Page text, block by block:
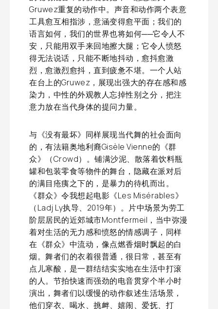
Gruwez重复的动作中。声音和动作两个表意
工具愈互相指涉，意涵变得愈平面；我们的
语言如何，我们的世界也将如何──它令人不
安，只能用双手来回地擦大腿；它令人愤怒
得无法说话，只能不断地抖动，愈抖愈激
烈，愈激烈愈抖，直到疲惫不堪。一个人站
在台上的Gruwez，展现出强大的存在感和感
染力，中性的外观教人忘掉性别之分，把注
意力放在当代身体的提问力量。
与《没有最坏》同样展现当代舞的社会面向
的，有法籍奥地利裔Gisèle Vienne的《群
众》（Crowd）。铺满沙泥、散落着饮料瓶
罐和包装零食等物件的舞台，隐藏在派对后
的满目疮痍之下的，是暴力的待机而出。
《群众》令我想起电影《Les Misérables》
（Ladj Ly执导、2019年）。片中场景为劳工
阶层居民的近郊城市Montfermeil，当中弥漫
着对生活的无力感和愤怒的情感调子，同样
在《群众》中流动，像点燃香烟时飘起的白
烟。舞者们的衣着很普通，很日常，甚至有
点儿寒酸，是一群结结实实地在生活中打滚
的人。节拍快速而强劲的电音贯穿个半小时
演出，舞者们以缓慢的动作叙述生活场景，
他们穿衣、喝水、挑衅、嬉闹、爱抚、打